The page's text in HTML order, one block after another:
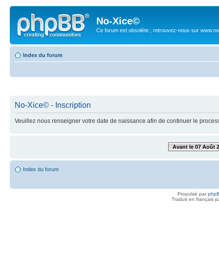
No-Xice©
Ce forum est obsolète ; retrouvez-nous sur
Index du forum
No-Xice© - Inscription
Veuillez nous renseigner votre date de naissance afin de continuer le
Avant le 07 Août
Index du forum
Propulsé par
Traduit en français